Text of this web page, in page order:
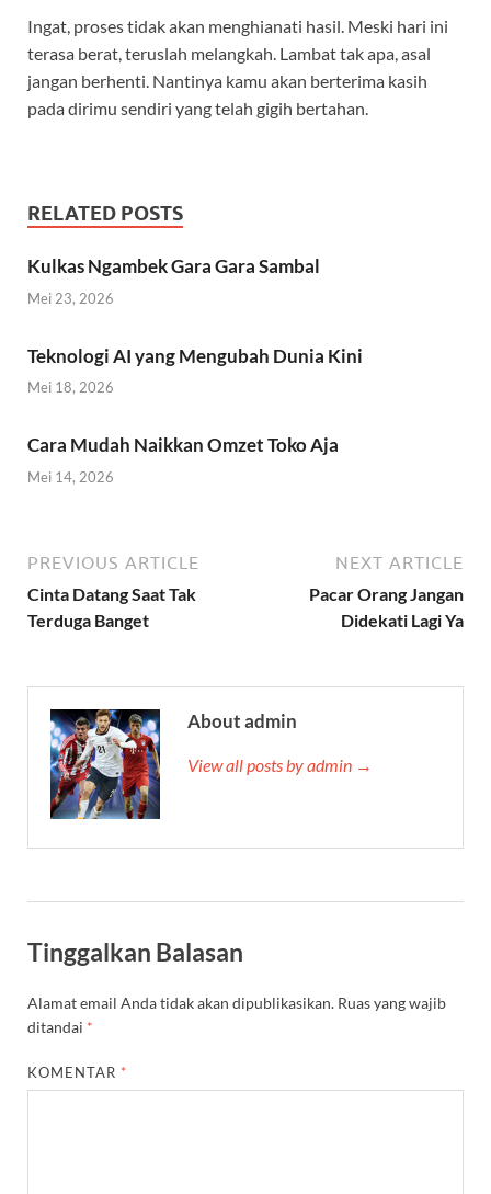
Ingat, proses tidak akan menghianati hasil. Meski hari ini
terasa berat, teruslah melangkah. Lambat tak apa, asal
jangan berhenti. Nantinya kamu akan berterima kasih
pada dirimu sendiri yang telah gigih bertahan.
RELATED POSTS
Kulkas Ngambek Gara Gara Sambal
Mei 23, 2026
Teknologi AI yang Mengubah Dunia Kini
Mei 18, 2026
Cara Mudah Naikkan Omzet Toko Aja
Mei 14, 2026
PREVIOUS ARTICLE
Cinta Datang Saat Tak
Terduga Banget
NEXT ARTICLE
Pacar Orang Jangan
Didekati Lagi Ya
About admin
View all posts by admin →
Tinggalkan Balasan
Alamat email Anda tidak akan dipublikasikan. Ruas yang wajib
ditandai *
KOMENTAR *